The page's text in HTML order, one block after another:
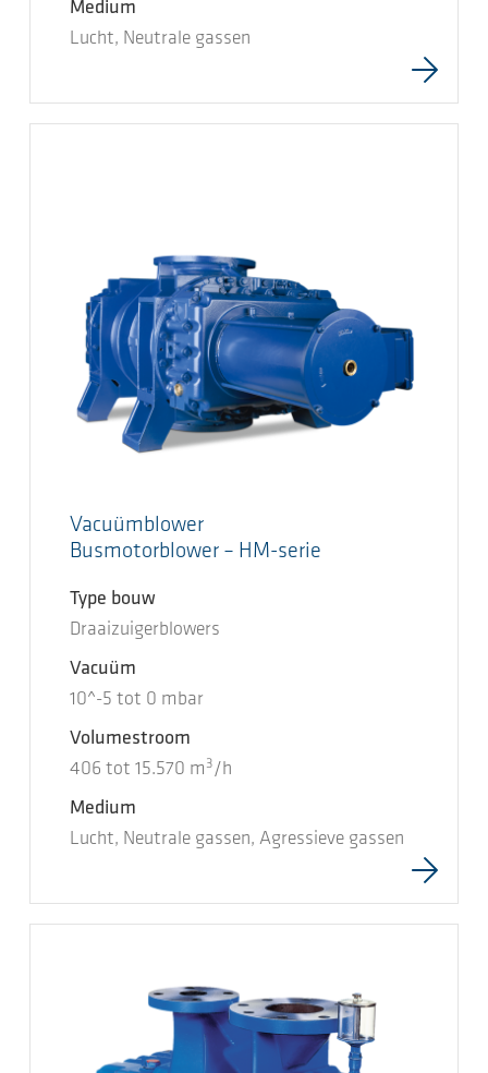
Medium
Lucht, Neutrale gassen
Vacuümblower
Busmotorblower – HM-serie
Type bouw
Draaizuigerblowers
Vacuüm
10^-5 tot 0 mbar
Volumestroom
406 tot 15.570 m 3 /h
Medium
Lucht, Neutrale gassen, Agressieve gassen